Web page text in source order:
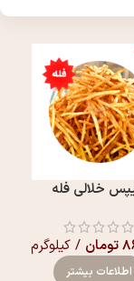
خلالی فله
تومان / کیلوگرم
اطلاعات بیشتر